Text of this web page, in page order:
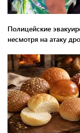
Полицейские
несмотря на атаку